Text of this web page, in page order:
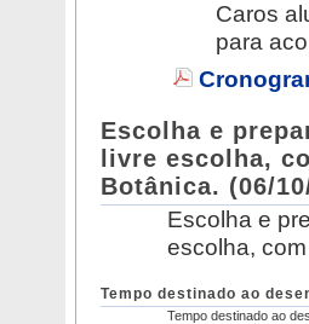
Caros
para
Escolha e
livre escolha,
Botânica. (06/
Escolha e
escolha,
Tempo destinado ao
Tempo destinado ao